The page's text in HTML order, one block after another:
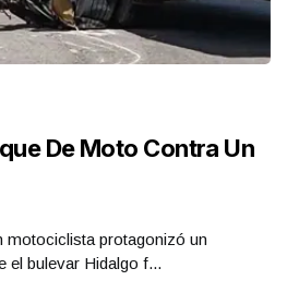
De Moto Contra Un
motociclista protagonizó un
el bulevar Hidalgo f...